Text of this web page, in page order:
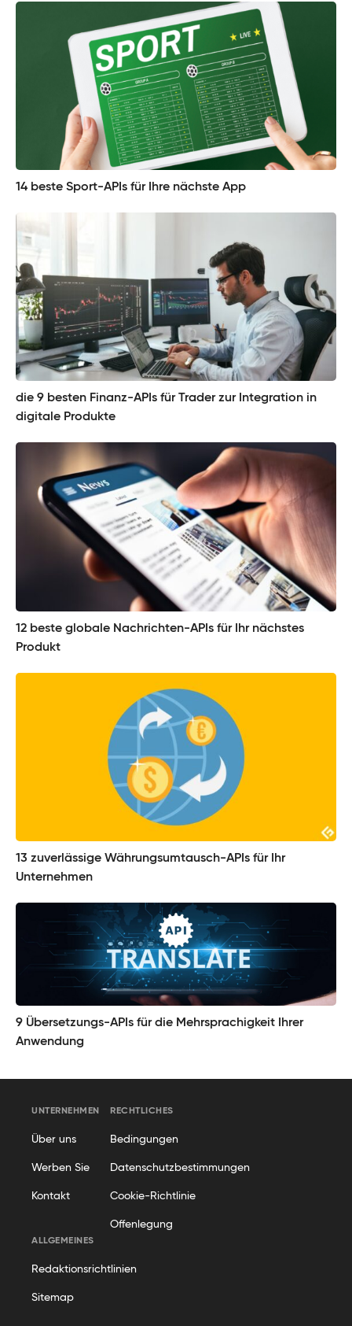
14 beste Sport-APIs für Ihre nächste App
die 9 besten Finanz-APIs für Trader zur Integration in
digitale Produkte
12 beste globale Nachrichten-APIs für Ihr nächstes
Produkt
13 zuverlässige Währungsumtausch-APIs für Ihr
Unternehmen
9 Übersetzungs-APIs für die Mehrsprachigkeit Ihrer
Anwendung
UNTERNEHMEN
Über uns
Werben Sie
Kontakt
RECHTLICHES
Bedingungen
Datenschutzbestimmungen
Cookie-Richtlinie
Offenlegung
ALLGEMEINES
Redaktionsrichtlinien
Sitemap